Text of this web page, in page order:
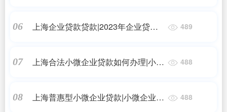
06
上海企业贷款贷款|2023年企业贷款
489
07
上海合法小微企业贷款如何办理|小微
488
08
上海普惠型小微企业贷款|小微企业贷
488